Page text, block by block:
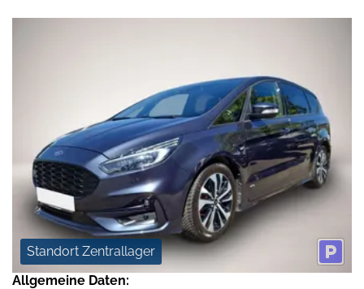
Standort Zentrallager
Allgemeine Daten: